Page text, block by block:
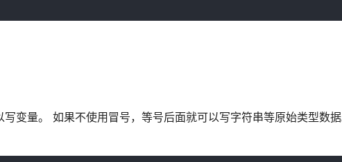
变量。 如果不使用冒号，等号后面就可以写字符串等原始类型数